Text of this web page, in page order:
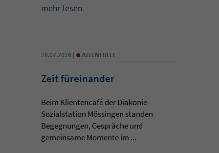
mehr lesen
28.07.2026 | • ALTENHILFE
Zeit füreinander
Beim Klientencafé der Diakonie-
Sozialstation Mössingen standen
Begegnungen, Gespräche und
gemeinsame Momente im ...